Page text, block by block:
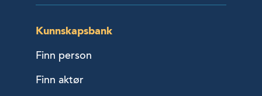
Kunnskapsbank
Finn person
Finn aktør